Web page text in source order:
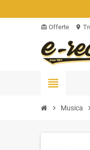
card_giftcard Offerte location_on
view_headline
chevron_right Musica